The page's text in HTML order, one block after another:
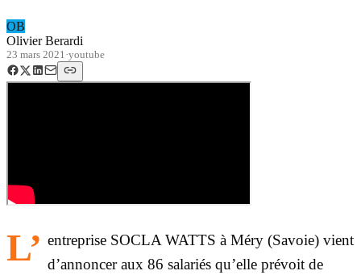
OB
Olivier Berardi
23 mars 2021 ·youtube
L’ entreprise SOCLA WATTS à Méry (Savoie) vient
d’annoncer aux 86 salariés qu’elle prévoit de